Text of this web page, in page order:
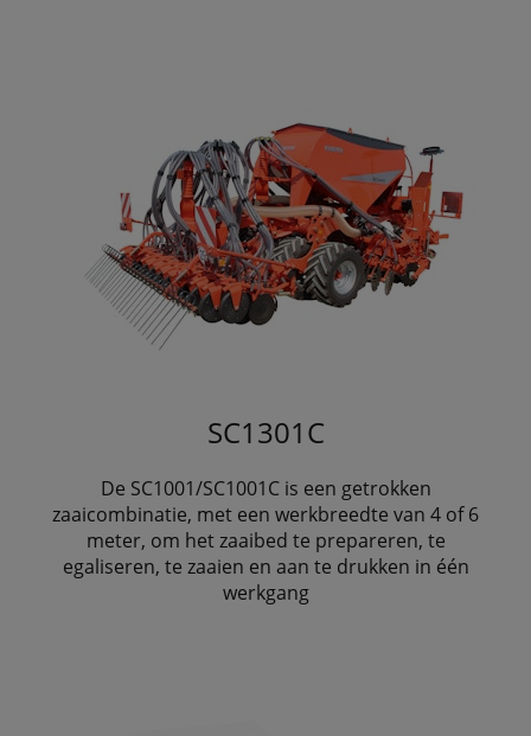
SC1301C
De SC1001/SC1001C is een getrokken
zaaicombinatie, met een werkbreedte van 4 of 6
meter, om het zaaibed te prepareren, te
egaliseren, te zaaien en aan te drukken in één
werkgang